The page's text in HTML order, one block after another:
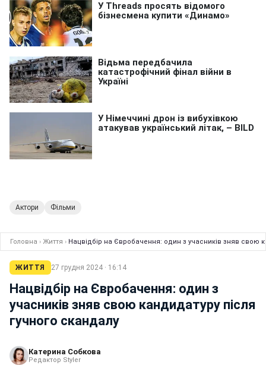
Актори Фільми
Головна › Життя › Нацвідбір на Євробачення: один з учасників зняв свою
ЖИТТЯ 27 грудня 2024 · 16:14
Нацвідбір на Євробачення: один з
учасників зняв свою кандидатуру після
гучного скандалу
Катерина Собкова
Редактор Styler